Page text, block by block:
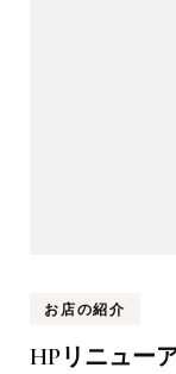
お店の紹介
HPリニュー